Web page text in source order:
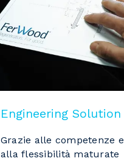
Engineering Solution
Grazie alle competenze e
alla flessibilità maturate